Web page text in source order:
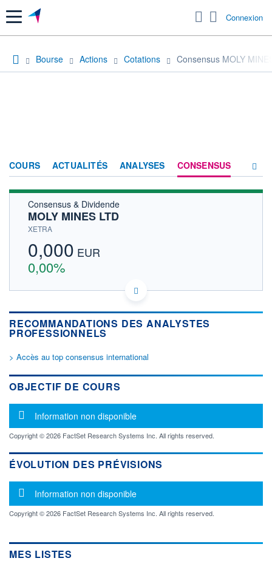
Menu Connexion
Bourse Actions Cotations Consensus MOLY
COURS ACTUALITÉS ANALYSES CONSENSUS
Consensus & Dividende
MOLY MINES LTD
XETRA
0,000 EUR
0,00%
AU000000MOL6 HJ1
Politique d'exécution
Cotation sur les autres places
0,000 0,000
+ HAUT
0,000
+ BAS
VOLUME
0
CAPITAL ÉCHANGÉ
VALORISATION DERNIER ÉCHANGE
BAISSE
0,000
HAUSSE
0,000
ESTIMÉ 2026
-
-
RECOMMANDATIONS DES ANALYSTES
PROFESSIONNELS
> Accès au top consensus international
OBJECTIF DE COURS
Message d'information
Information non disponible
Copyright © 2026 FactSet Research Systems Inc. All rights reserved.
ÉVOLUTION DES PRÉVISIONS
Message d'information
Information non disponible
Copyright © 2026 FactSet Research Systems Inc. All rights reserved.
MES LISTES